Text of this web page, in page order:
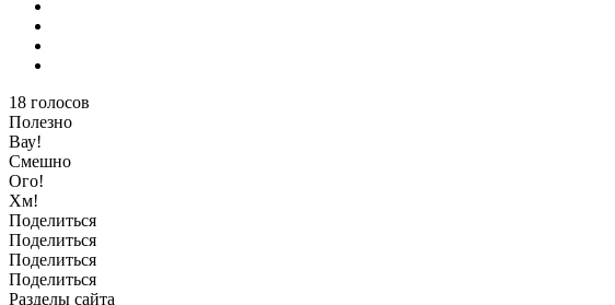
18 голосов
Полезно
Вау!
Смешно
Ого!
Хм!
Поделиться
Поделиться
Поделиться
Поделиться
Разделы сайта